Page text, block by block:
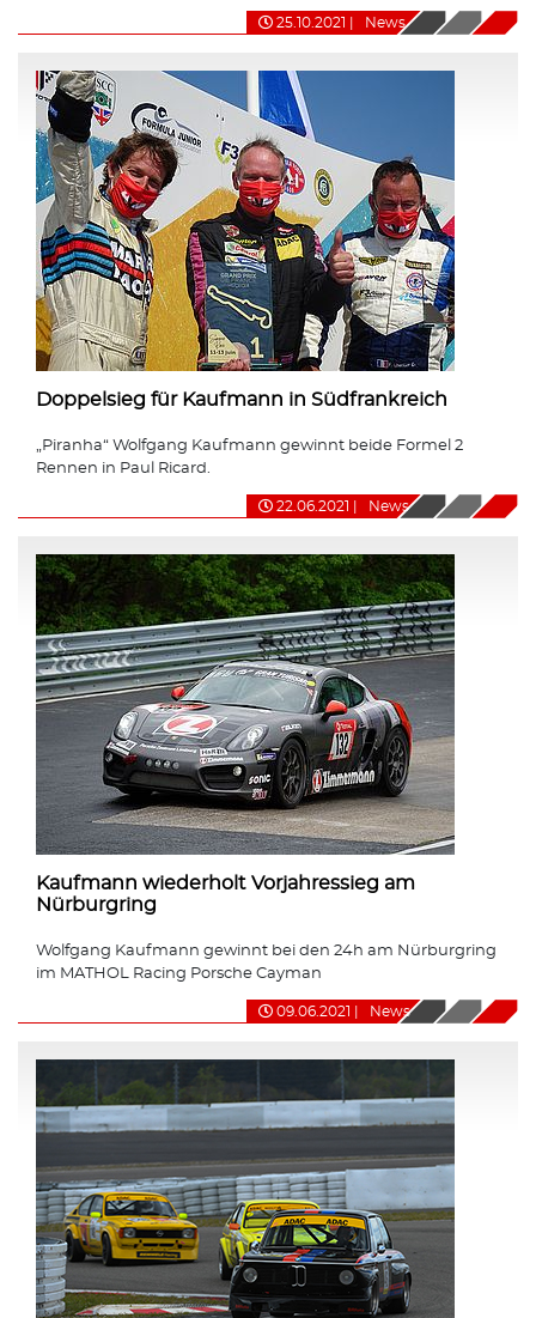
25.10.2021 News
Doppelsieg für Kaufmann in Südfrankreich
„Piranha“ Wolfgang Kaufmann gewinnt beide Formel 2
Rennen in Paul Ricard.
22.06.2021 News
Kaufmann wiederholt Vorjahressieg am
Nürburgring
Wolfgang Kaufmann gewinnt bei den 24h am Nürburgring
im MATHOL Racing Porsche Cayman
09.06.2021 News